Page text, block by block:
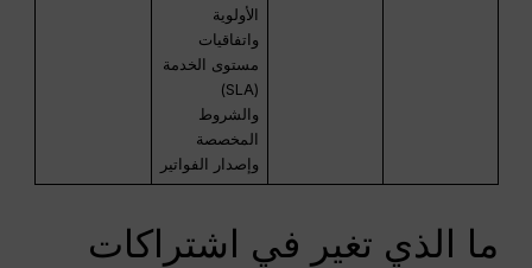
الأولوية
واتفاقيات
مستوى الخدمة
(SLA)
والشروط
المخصصة
وإصدار الفواتير
ما الذي تغير في اشتراكات